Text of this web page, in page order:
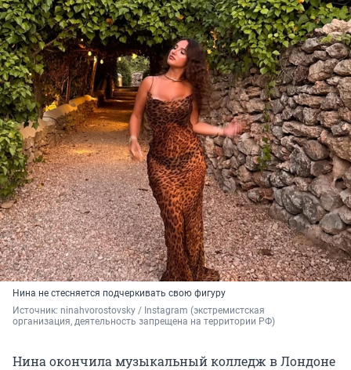
Нина не стесняется подчеркивать свою фигуру
Источник: ninahvorostovsky / Instagram (экстремистская
организация, деятельность запрещена на территории РФ)
Нина окончила музыкальный колледж в Лондоне